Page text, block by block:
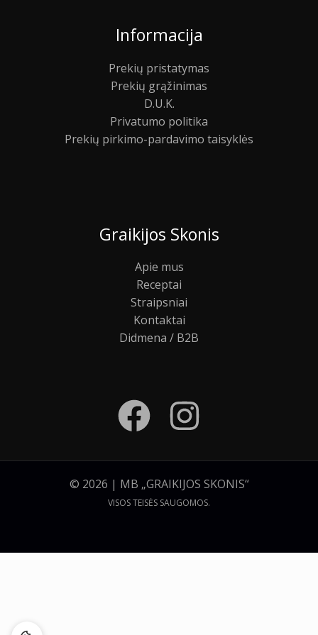
Informacija
Prekių pristatymas
Prekių grąžinimas
D.U.K.
Privatumo politika
Prekių pirkimo-pardavimo taisyklės
Graikijos Skonis
Apie mus
Receptai
Straipsniai
Kontaktai
Didmena / B2B
© 2026 | MB „GRAIKIJOS SKONIS“
VISOS TEISĖS SAUGOMOS.